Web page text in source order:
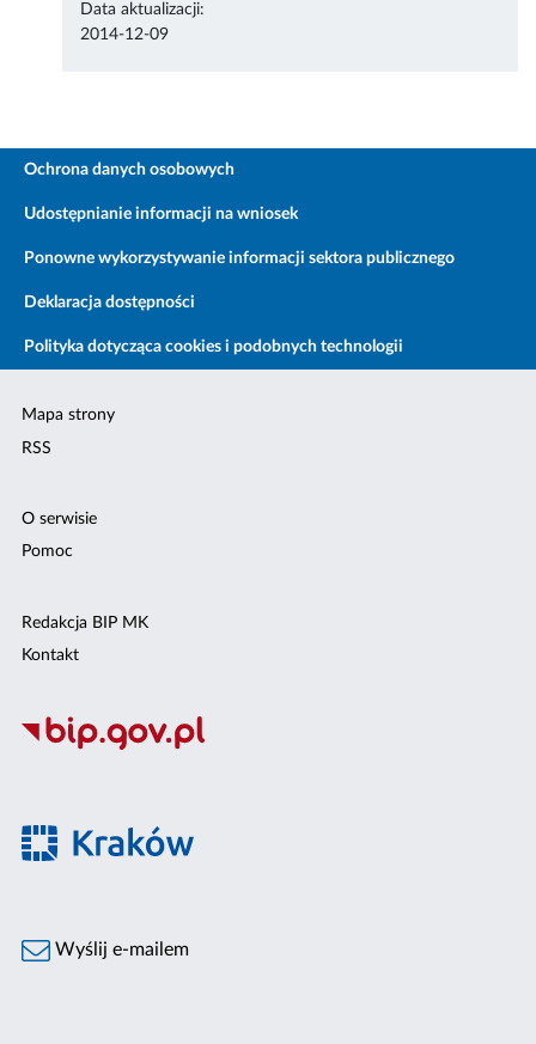
Data aktualizacji:
2014-12-09
Ochrona danych osobowych
Udostępnianie informacji na wniosek
Ponowne wykorzystywanie informacji sektora publicznego
Deklaracja dostępności
Polityka dotycząca cookies i podobnych technologii
Mapa strony
RSS
O serwisie
Pomoc
Redakcja BIP MK
Kontakt
Wyślij e-mailem